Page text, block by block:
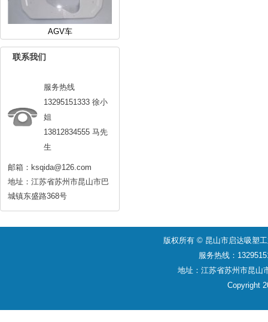
AGV车
联系我们
服务热线
13295151333 徐小
姐
13812834555 马先
生
邮箱：ksqida@126.com
地址：江苏省苏州市昆山市巴
城镇东盛路368号
版权所有 © 昆山市启达吸塑
服务热线：
地址：江苏省苏州市昆
Copyright